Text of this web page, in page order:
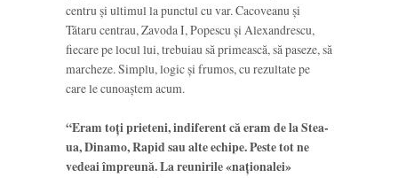
centru și ultimul la punctul cu var. Cacoveanu și
Tătaru centrau, Zavoda I, Popescu și Alexandrescu,
fiecare pe locul lui, trebuiau să primească, să paseze, să
marcheze. Simplu, logic și frumos, cu rezultate pe
care le cunoaștem acum.
“Eram toţi prieteni, in­diferent că eram de la Stea­
ua, Dinamo, Rapid sau alte echi­pe. Peste tot ne
vedeai împreu­nă. La reunirile «naţionalei»